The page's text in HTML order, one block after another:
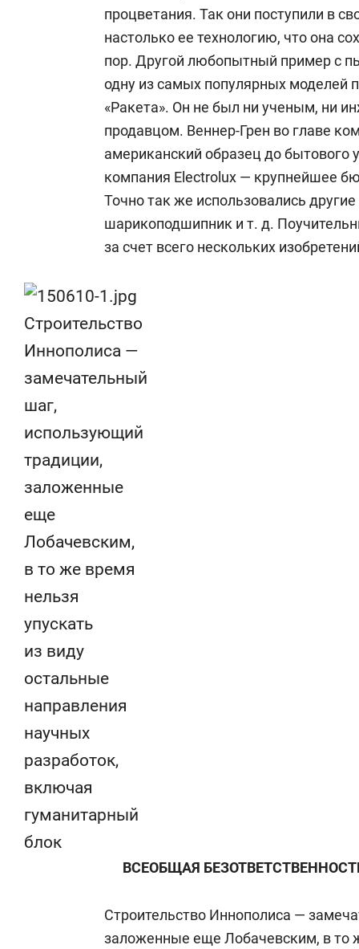
процветания. Так они поступили в
настолько ее технологию, что она
пор. Другой любопытный пример с
одну из самых популярных моделей
«Ракета». Он не был ни ученым, ни
продавцом. Веннер-Грен во главе
американский образец до бытового
компания Electrolux — крупнейшее
Точно так же использовались
шарикоподшипник и т. д.
за счет всего нескольких
Строительство
Иннополиса —
замечательный
шаг,
использующий
традиции,
заложенные
еще
Лобачевским,
в то же время
нельзя
упускать
из виду
остальные
направления
научных
разработок,
включая
гуманитарный
блок
ВСЕОБЩАЯ
Строительство Иннополиса —
заложенные еще Лобачевским, в то